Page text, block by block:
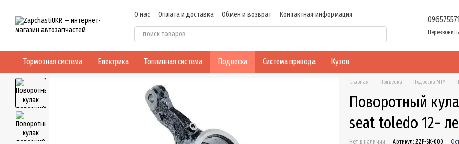
О нас Оплата и доставка Обмен и возврат
Контактная информация
Пользовательское соглашение
Тормозная система Електрика Топливная система Подвеска Система привода Кузов
Главная Подвеска Подвеска NTY
Поворотный
seat toledo 12-
Нет в наличии Артикул: ZZP-SK-000